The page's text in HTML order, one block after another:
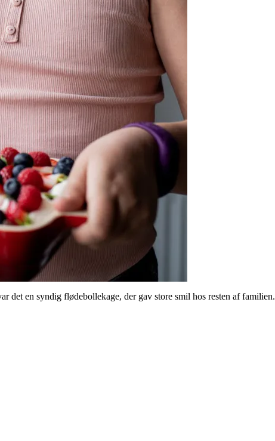
det en syndig flødebollekage, der gav store smil hos resten af familien.